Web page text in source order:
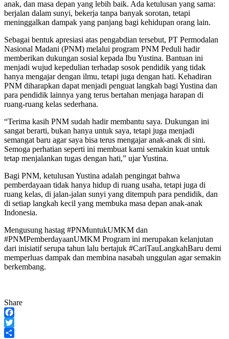
anak, dan masa depan yang lebih baik. Ada ketulusan yang sama:
berjalan dalam sunyi, bekerja tanpa banyak sorotan, tetapi
meninggalkan dampak yang panjang bagi kehidupan orang lain.
Sebagai bentuk apresiasi atas pengabdian tersebut, PT Permodalan
Nasional Madani (PNM) melalui program PNM Peduli hadir
memberikan dukungan sosial kepada Ibu Yustina. Bantuan ini
menjadi wujud kepedulian terhadap sosok pendidik yang tidak
hanya mengajar dengan ilmu, tetapi juga dengan hati. Kehadiran
PNM diharapkan dapat menjadi penguat langkah bagi Yustina dan
para pendidik lainnya yang terus bertahan menjaga harapan di
ruang-ruang kelas sederhana.
“Terima kasih PNM sudah hadir membantu saya. Dukungan ini
sangat berarti, bukan hanya untuk saya, tetapi juga menjadi
semangat baru agar saya bisa terus mengajar anak-anak di sini.
Semoga perhatian seperti ini membuat kami semakin kuat untuk
tetap menjalankan tugas dengan hati,” ujar Yustina.
Bagi PNM, ketulusan Yustina adalah pengingat bahwa
pemberdayaan tidak hanya hidup di ruang usaha, tetapi juga di
ruang kelas, di jalan-jalan sunyi yang ditempuh para pendidik, dan
di setiap langkah kecil yang membuka masa depan anak-anak
Indonesia.
Mengusung hastag #PNMuntukUMKM dan
#PNMPemberdayaanUMKM Program ini merupakan kelanjutan
dari inisiatif serupa tahun lalu bertajuk #CariTauLangkahBaru demi
memperluas dampak dan membina nasabah unggulan agar semakin
berkembang.
Share
Facebook
Twitter